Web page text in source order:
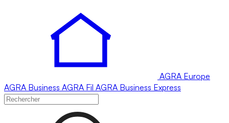
AGRA Europe
AGRA Business AGRA Fil AGRA Business Express